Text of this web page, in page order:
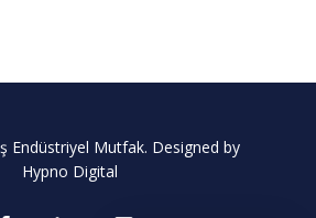
Endüstriyel Mutfak. Designed by
Hypno Digital